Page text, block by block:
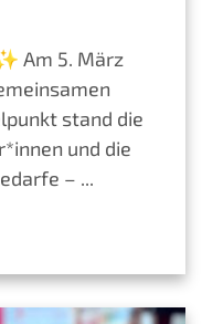
Am 5. März
stand die
und die
– ...